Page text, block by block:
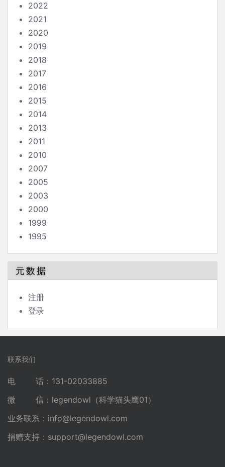
2022
2021
2020
2019
2018
2017
2016
2015
2014
2013
2011
2010
2007
2005
2003
2000
1999
1995
元数据
注册
登录
联系我们
电 话：131-02033885
微 信：legendowl（科学猫头鹰01）
业务联系： info@legendowl.com
捐赠支持： support@legendowl.com